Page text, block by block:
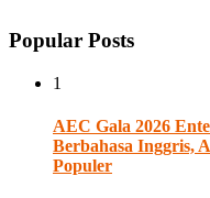
Popular Posts
1
AEC Gala 2026
Berbahasa Inggris,
Populer